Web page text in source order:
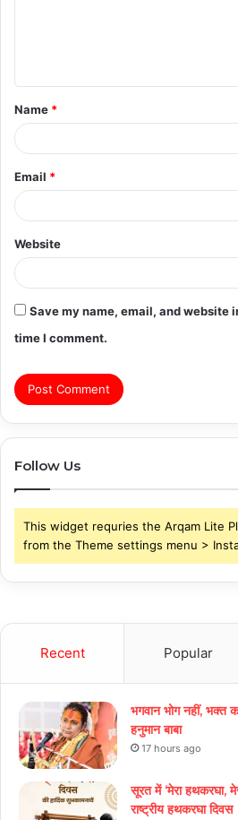
t
*
Name *
Email *
Website
Save my name, email, and website
time I comment.
Follow Us
This widget requries the Arqam Lite
from the Theme settings menu >
Recent Popular
भगवान भोग नहीं, भक्त
हनुमान बाबा
17 hours ago
सूरत में ‘मेरा हथकरघा,
राष्ट्रीय हथकरघा दिवस